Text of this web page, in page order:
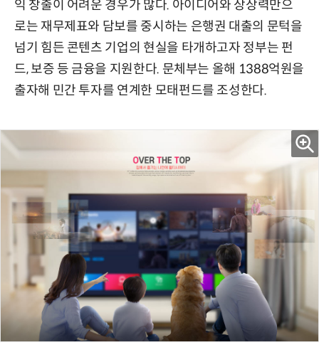
익 창출이 어려운 경우가 많다. 아이디어와 상상력만으
로는 재무제표와 담보를 중시하는 은행권 대출의 문턱을
넘기 힘든 콘텐츠 기업의 현실을 타개하고자 정부는 펀
드, 보증 등 금융을 지원한다. 문체부는 올해 1388억원을
출자해 민간 투자를 연계한 모태펀드를 조성한다.